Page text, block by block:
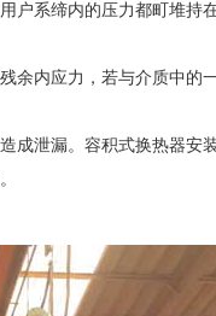
系缔内的压力都町堆持
内应力，若与介质中的
泄漏。容积式换热器